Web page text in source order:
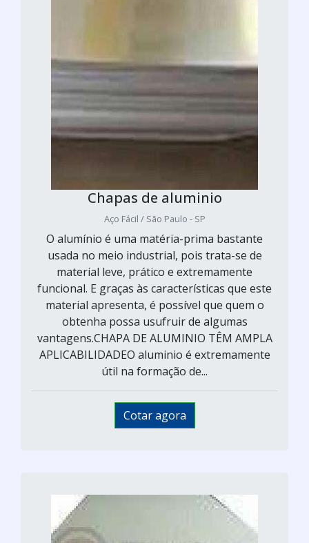
Chapas de aluminio
Aço Fácil / São Paulo - SP
O alumínio é uma matéria-prima bastante
usada no meio industrial, pois trata-se de
material leve, prático e extremamente
funcional. E graças às características que este
material apresenta, é possível que quem o
obtenha possa usufruir de algumas
vantagens.CHAPA DE ALUMINIO TÊM AMPLA
APLICABILIDADEO aluminio é extremamente
útil na formação de...
Cotar agora